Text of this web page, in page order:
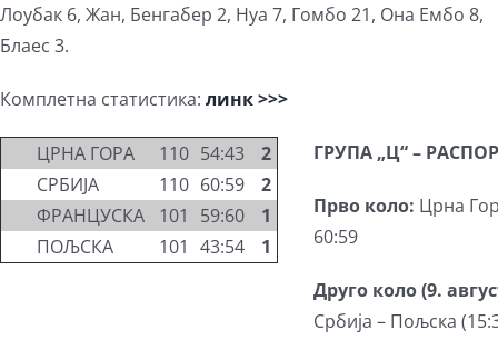
Лоубак 6, Жан, Бенгабер 2, Нуа 7, Гомбо 21, Она Ембо 8,
Блаес 3.
Комплетна статистика: линк >>>
ЦРНА ГОРА 110 54:43
2
СРБИЈА
110 60:59
2
ФРАНЦУСКА
101 59:60
1
ПОЉСКА
101 43:54 1
ГРУПА „Ц“ –
Прво коло: Црна
60:59
Друго коло (9.
Србија – Пољска